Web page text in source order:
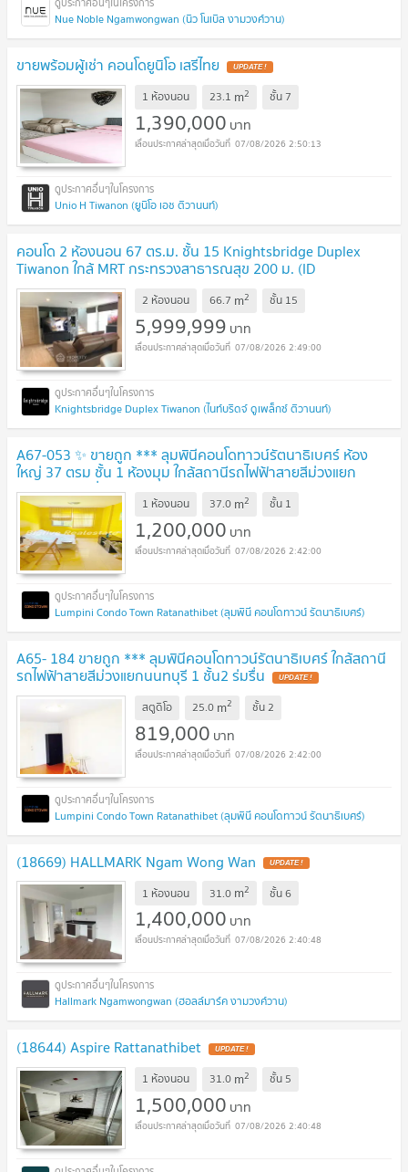
Nue Noble Ngamwongwan (นิว โนเบิล งามวงศ์วาน)
ขายพร้อมผู้เช่า คอนโดยูนิโอ เสรีไทย UPDATE !
1 ห้องนอน 23.1 m2 ชั้น 7
1,390,000 บาท
07/08/2026 2:50:13
Unio H Tiwanon (ยูนิโอ เอช ติวานนท์)
คอนโด 2 ห้องนอน 67 ตร.ม. ชั้น 15 Knightsbridge Duplex
Tiwanon ใกล้ MRT กระทรวงสาธารณสุข 200 ม. (ID
1479009) UPDATE !
2 ห้องนอน 66.7 m2 ชั้น 15
5,999,999 บาท
07/08/2026 2:49:00
Knightsbridge Duplex Tiwanon (ไนท์บริดจ์ ดูเพล็กซ์ ติวานนท์)
A67-053 ✨ ขายถูก *** ลุมพินีคอนโดทาวน์รัตนาธิเบศร์ ห้อง
ใหญ่ 37 ตรม ชั้น 1 ห้องมุม ใกล้สถานีรถไฟฟ้าสายสีม่วงแยก
นนทบุรี 1 ร่มรื่น✨
1 ห้องนอน 37.0 m2 ชั้น 1
1,200,000 บาท
07/08/2026 2:42:00
Lumpini Condo Town Ratanathibet (ลุมพินี คอนโดทาวน์ รัตนาธิเบศร์)
A65- 184 ขายถูก *** ลุมพินีคอนโดทาวน์รัตนาธิเบศร์ ใกล้สถานี
รถไฟฟ้าสายสีม่วงแยกนนทบุรี 1 ชั้น2 ร่มรื่น UPDATE !
สตูดิโอ 25.0 m2 ชั้น2
819,000 บาท
07/08/2026 2:42:00
Lumpini Condo Town Ratanathibet (ลุมพินี คอนโดทาวน์ รัตนาธิเบศร์)
(18669) HALLMARK Ngam Wong Wan UPDATE !
1 ห้องนอน 31.0 m2 ชั้น6
1,400,000 บาท
07/08/2026 2:40:48
Hallmark Ngamwongwan (ฮอลล์มาร์ค งามวงศ์วาน)
(18644) Aspire Rattanathibet UPDATE !
1 ห้องนอน 31.0 m2 ชั้น 5
1,500,000 บาท
07/08/2026 2:40:48